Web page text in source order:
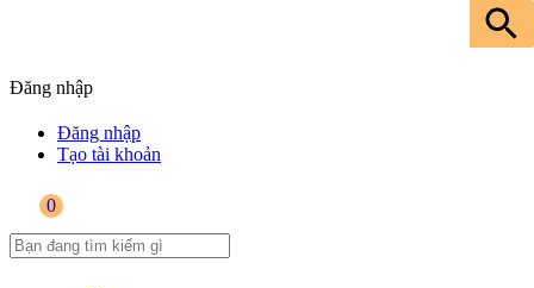
Đăng nhập
Đăng nhập
Tạo tài khoản
0